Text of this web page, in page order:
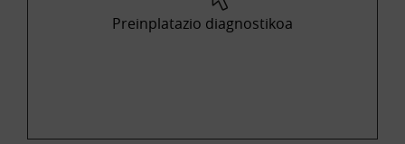
Preinplatazio diagnostikoa